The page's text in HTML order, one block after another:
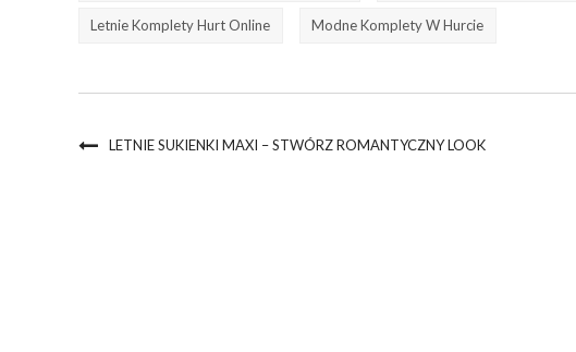
Letnie Komplety Hurt Online Modne Komplety W Hurcie
LETNIE SUKIENKI MAXI – STWÓRZ ROMANTYCZNY LOOK